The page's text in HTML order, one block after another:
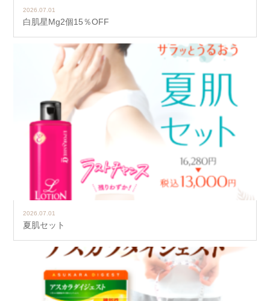
2026.07.01
白肌星Mg2個15％OFF
2026.07.01
夏肌セット